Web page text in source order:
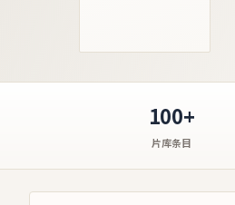
100+
片库条目